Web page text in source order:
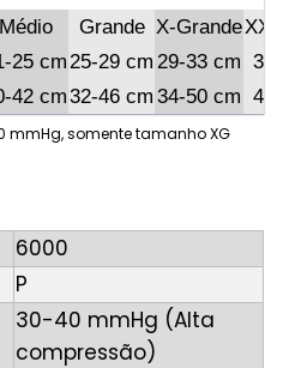
Médio Grande X-GrandeXX-
25 cm25-29 cm 29-33 cm
42 cm32-46 cm 34-50 cm
mmHg, somente tamanho XG
6000
P
30-40 mmHg (Alta
compressão)